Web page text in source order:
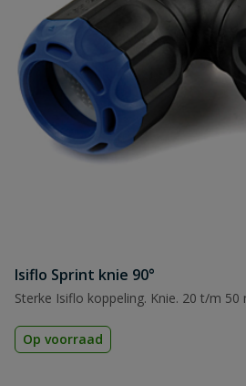
Isiflo Sprint knie 90°
Sterke Isiflo koppeling. Knie. 20 t/m 50
Op voorraad